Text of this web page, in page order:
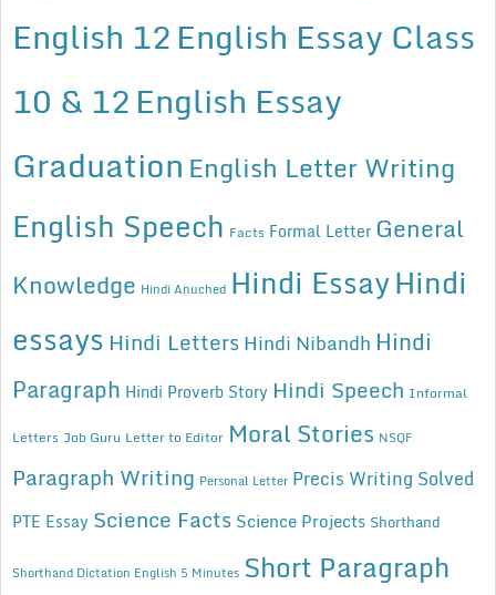
English 12English Essay Class
10 & 12English Essay
Graduation English Letter Writing
English Speech Facts Formal Letter General
Knowledge Hindi Anuched Hindi EssayHindi
essays Hindi Letters Hindi Nibandh Hindi
Paragraph Hindi Proverb Story Hindi Speech Informal
Letters Job Guru Letter to Editor Moral Stories NSQF
Paragraph Writing Personal Letter Precis Writing Solved
PTE Essay Science Facts Science Projects Shorthand
Shorthand Dictation English 5 Minutes Short Paragraph